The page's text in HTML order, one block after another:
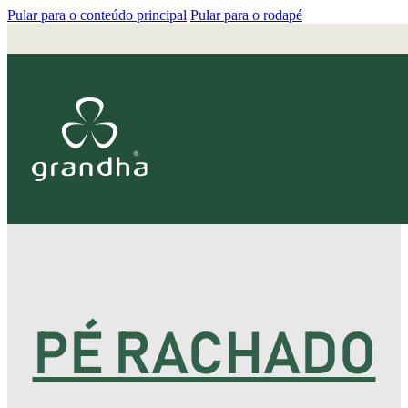
Pular para o conteúdo principal Pular para o rodapé
PÉ RACHADO